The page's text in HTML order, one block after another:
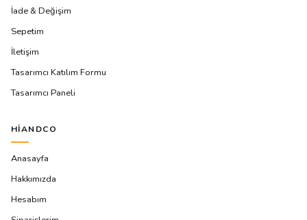
İade & Değişim
Sepetim
İletişim
Tasarımcı Katılım Formu
Tasarımcı Paneli
HIANDCO
Anasayfa
Hakkımızda
Hesabım